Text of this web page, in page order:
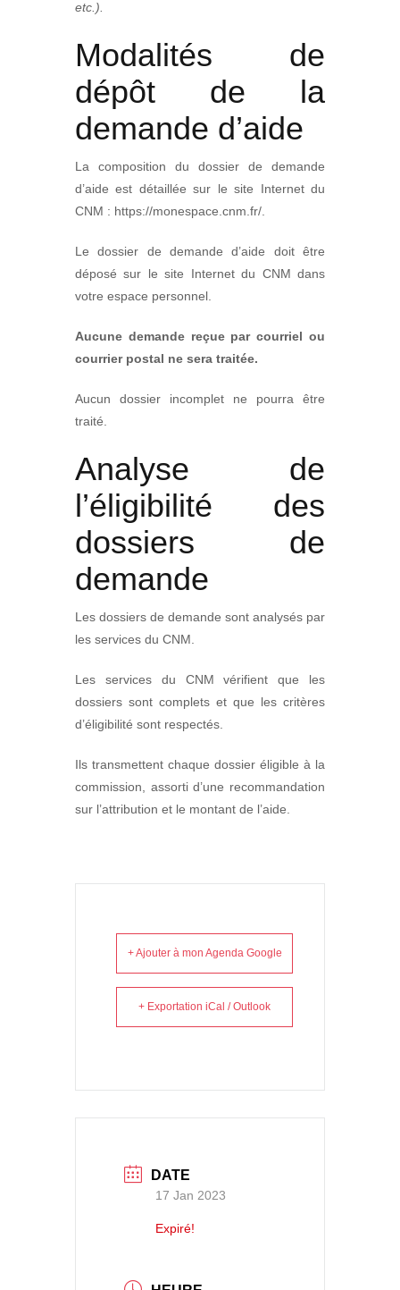
etc.).
Modalités de
dépôt de la
demande d’aide
La composition du dossier de demande
d’aide est détaillée sur le site Internet du
CNM : https://monespace.cnm.fr/.
Le dossier de demande d’aide doit être
déposé sur le site Internet du CNM dans
votre espace personnel.
Aucune demande reçue par courriel ou
courrier postal ne sera traitée.
Aucun dossier incomplet ne pourra être
traité.
Analyse de
l’éligibilité des
dossiers de
demande
Les dossiers de demande sont analysés par
les services du CNM.
Les services du CNM vérifient que les
dossiers sont complets et que les critères
d’éligibilité sont respectés.
Ils transmettent chaque dossier éligible à la
commission, assorti d’une recommandation
sur l’attribution et le montant de l’aide.
+ Ajouter à mon Agenda Google
+ Exportation iCal / Outlook
DATE
17 Jan 2023
Expiré!